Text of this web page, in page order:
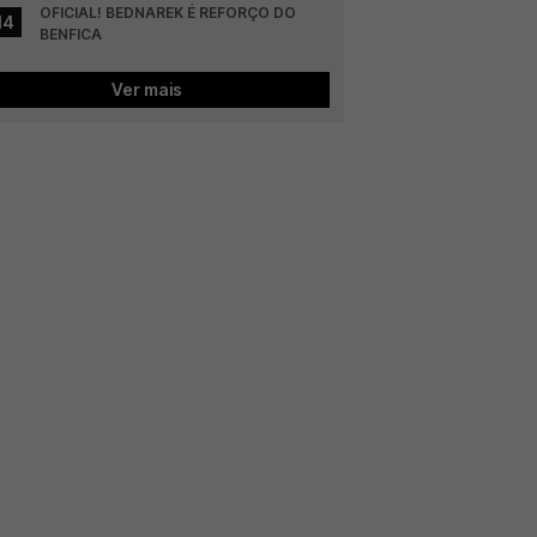
OFICIAL! BEDNAREK É REFORÇO DO
BENFICA
Ver mais